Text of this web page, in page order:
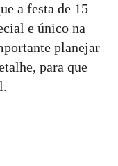
a festa de 15
e único na
planejar
para que